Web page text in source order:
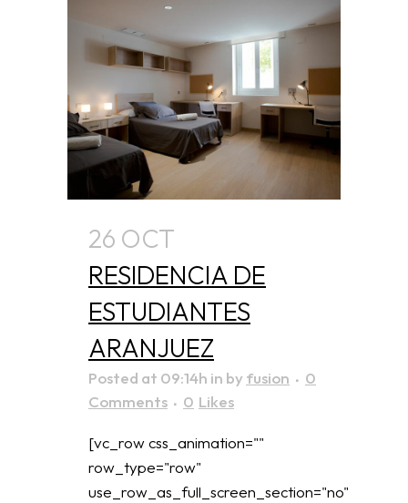
26 OCT
RESIDENCIA DE
ESTUDIANTES
ARANJUEZ
Posted at 09:14h in byfusion
0
Comments
0 Likes
[vc_row css_animation=""
row_type="row"
use_row_as_full_screen_section="no"